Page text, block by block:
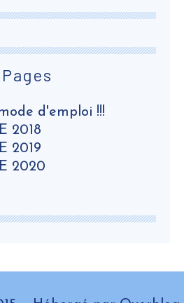
Pages
d'emploi !!!
2018
2019
2020